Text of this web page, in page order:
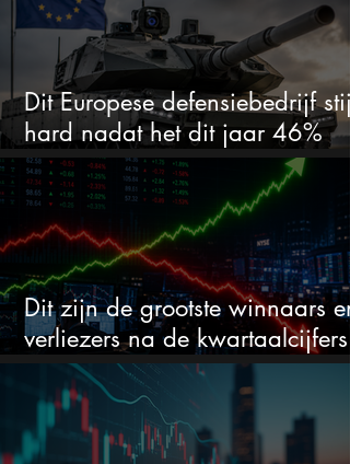
Dit Europese defensiebedrijf
hard nadat het dit jaar 46%
daalde: mooie koopkans?
Dit zijn de grootste winnaars en
verliezers na de kwartaalcijfers
(2 springen eruit)